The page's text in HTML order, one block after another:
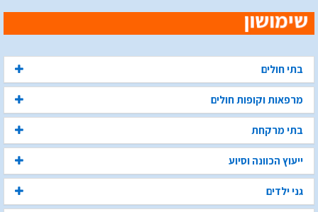
בתי חולים
מרפאות וקופות חולים
בתי מרקחת
ייעוץ הכוונה וסיוע
גני ילדים